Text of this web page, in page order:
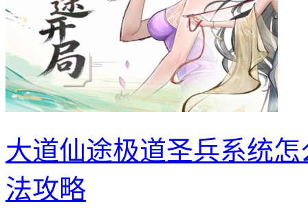
大道仙途极道圣兵系统
法攻略